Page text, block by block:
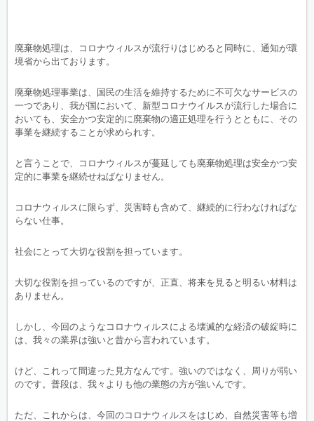
廃棄物処理は、コロナウィルスが流行りはじめると同時に、通知が環
境省から出ております。
廃棄物処理事業は、国民の生活を維持するために不可欠なサービスの
一つであり、我が国において、新型コロナウイルスが流行した場合に
おいても、安全かつ安定的に廃棄物の適正処理を行うとともに、その
事業を継続することが求められす。
と言うことで、コロナウィルスが蔓延しても廃棄物処理は安全かつ安
定的に事業を継続せねばなりません。
コロナウィルスに限らず、災害時も含めて、継続的に行わなければな
らない仕事。
社会にとって大切な役割を担っています。
大切な役割を担っているのですが、正直、将来を見ると明るい材料は
ありません。
しかし、今回のようなコロナウィルスによる壊滅的な経済の破綻時に
は、我々の業界は強いと昔から言われています。
けど、これって間違った見方なんです。強いのではなく、周りが弱い
のです。普段は、我々よりも他の業態の方が強いんです。
ただ、これからは、今回のコロナウィルスをはじめ、自然災害等も増